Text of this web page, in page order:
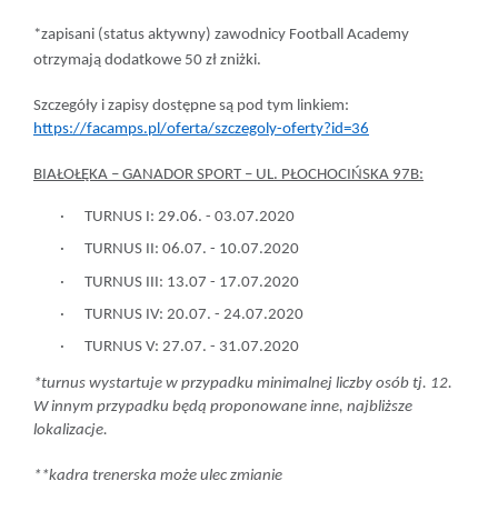
*zapisani (status aktywny) zawodnicy Football Academy
otrzymają dodatkowe 50 zł zniżki.
Szczegóły i zapisy dostępne są pod tym linkiem:
https://facamps.pl/oferta/szczegoly-oferty?id=36
BIAŁOŁĘKA – GANADOR SPORT – UL. PŁOCHOCIŃSKA 97B:
· TURNUS I: 29.06. - 03.07.2020
·
TURNUS II: 06.07. - 10.07.2020
·
TURNUS III: 13.07 - 17.07.2020
·
TURNUS IV: 20.07. - 24.07.2020
·
TURNUS V: 27.07. - 31.07.2020
*turnus wystartuje w przypadku minimalnej liczby osób tj. 12.
W innym przypadku będą proponowane inne, najbliższe
lokalizacje.
**kadra trenerska może ulec zmianie